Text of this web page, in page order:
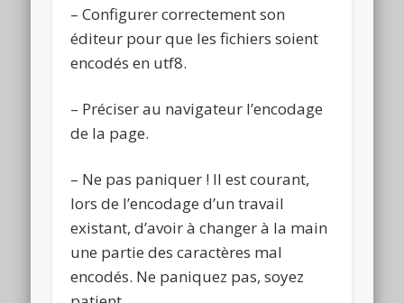
– Configurer correctement son
éditeur pour que les fichiers soient
encodés en utf8.
– Préciser au navigateur l’encodage
de la page.
– Ne pas paniquer ! Il est courant,
lors de l’encodage d’un travail
existant, d’avoir à changer à la main
une partie des caractères mal
encodés. Ne paniquez pas, soyez